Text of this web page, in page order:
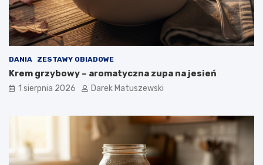
DANIA ZESTAWY OBIADOWE
Krem grzybowy – aromatyczna zupa na jesień
1 sierpnia 2026 Darek Matuszewski